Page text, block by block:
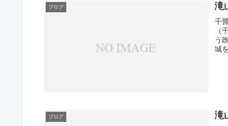
ブログ 滝
千
（
う
城
ブログ 滝